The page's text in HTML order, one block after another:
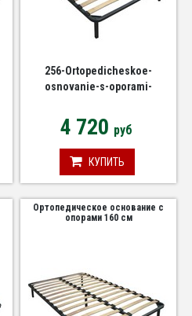
256-Ortopedicheskoe-
osnovanie-s-oporami-
4 720 руб
КУПИТЬ
Ортопедическое основание с
опорами 160 см